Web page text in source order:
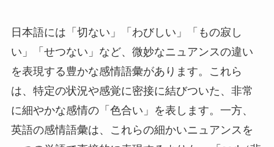
日本語には「切ない」「わびしい」「もの寂し
い」「せつない」など、微妙なニュアンスの違い
を表現する豊かな感情語彙があります。これら
は、特定の状況や感覚に密接に結びついた、非常
に細やかな感情の「色合い」を表します。一方、
英語の感情語彙は、これらの細かいニュアンスを